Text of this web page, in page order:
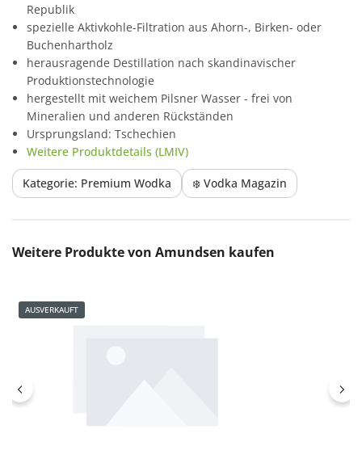
Republik
spezielle Aktivkohle-Filtration aus Ahorn-, Birken- oder
Buchenhartholz
herausragende Destillation nach skandinavischer
Produktionstechnologie
hergestellt mit weichem Pilsner Wasser - frei von
Mineralien und anderen Rückständen
Ursprungsland: Tschechien
Weitere Produktdetails (LMIV)
Kategorie: Premium Wodka ❄️ Vodka Magazin
Produktgalerie überspringen
Weitere Produkte von Amundsen kaufen
AUSVERKAUFT